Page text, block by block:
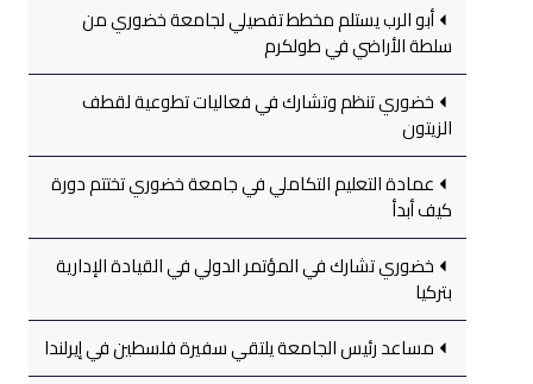
أبو الرب يستلم مخطط تفصيلي لجامعة خضوري من
سلطة الأراضي في طولكرم
خضوري تنظم وتشارك في فعاليات تطوعية لقطف
الزيتون
عمادة التعليم التكاملي في جامعة خضوري تختتم دورة
كيف أبدأ
خضوري تشارك في المؤتمر الدولي في القيادة الإدارية
بتركيا
مساعد رئيس الجامعة يلتقي سفيرة فلسطين في إيرلندا